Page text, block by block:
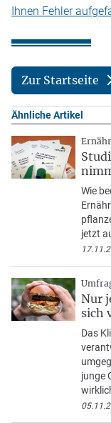
Ihnen Fehler
Zur Startseite
Ähnliche Artikel
Wie
jetzt
Nur
sich
Das
junge